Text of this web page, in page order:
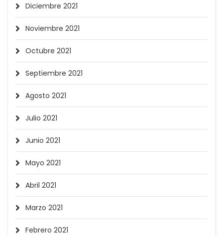
Diciembre 2021
Noviembre 2021
Octubre 2021
Septiembre 2021
Agosto 2021
Julio 2021
Junio 2021
Mayo 2021
Abril 2021
Marzo 2021
Febrero 2021